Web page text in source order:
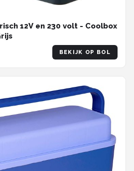
12V en 230 volt - Coolbox
BEKIJK OP BOL